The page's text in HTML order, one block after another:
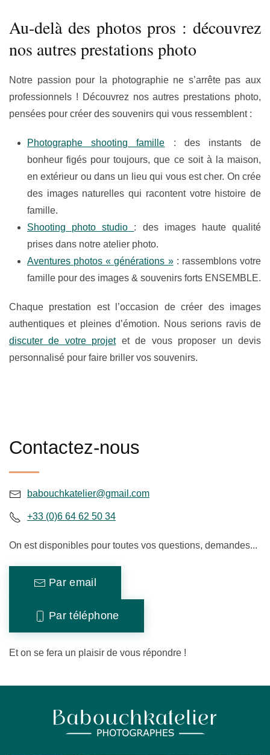
Au-delà des photos pros : découvrez
nos autres prestations photo
Notre passion pour la photographie ne s’arrête pas aux
professionnels ! Découvrez nos autres prestations photo,
pensées pour créer des souvenirs qui vous ressemblent :
Photographe shooting famille : des instants de
bonheur figés pour toujours, que ce soit à la maison,
en extérieur ou dans un lieu qui vous est cher. On crée
des images naturelles qui racontent votre histoire de
famille.
Shooting photo studio
: des images haute qualité
prises dans notre atelier photo.
Aventures photos « générations »: rassemblons votre
famille pour des images & souvenirs forts ENSEMBLE.
Chaque prestation est l’occasion de créer des images
authentiques et pleines d’émotion. Nous serions ravis de
discuter de votre projetet de vous proposer un devis
personnalisé pour faire briller vos souvenirs.
Contactez-nous
babouchkatelier@gmail.com
+33 (0)6 64 62 50 34
On est disponibles pour toutes vos questions, demandes...
Par email
Par téléphone
Et on se fera un plaisir de vous répondre !